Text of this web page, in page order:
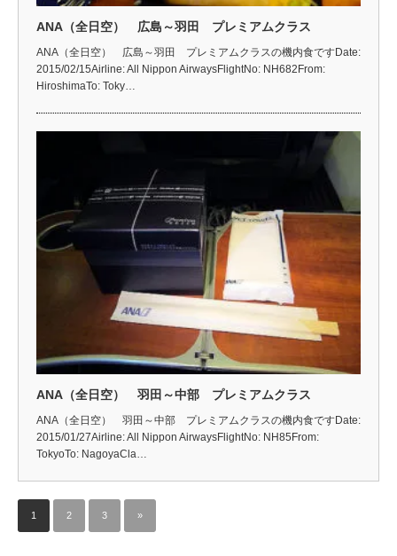
ANA（全日空） 広島～羽田 プレミアムクラス
ANA（全日空） 広島～羽田 プレミアムクラスの機内食ですDate:
2015/02/15Airline: All Nippon AirwaysFlightNo: NH682From:
HiroshimaTo: Toky…
ANA（全日空） 羽田～中部 プレミアムクラス
ANA（全日空） 羽田～中部 プレミアムクラスの機内食ですDate:
2015/01/27Airline: All Nippon AirwaysFlightNo: NH85From:
TokyoTo: NagoyaCla…
1 2 3 »